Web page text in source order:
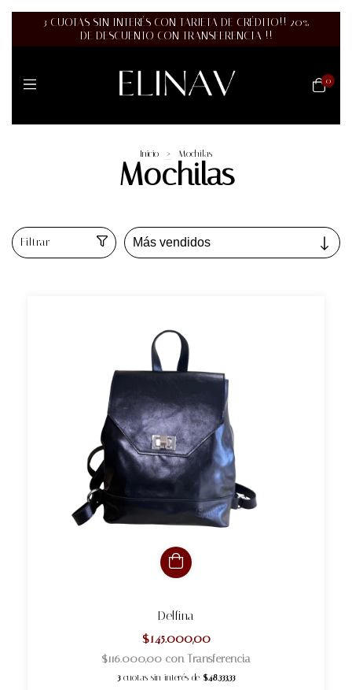
3 CUOTAS SIN INTERÉS CON TARJETA DE CRÉDITO!! 20%
DE DESCUENTO CON TRANSFERENCIA !!
0
Inicio > Mochilas
Mochilas
Filtrar
Delfina
$145.000,00
$116.000,00 con Transferencia
3 cuotas sin interés de $48.333,33